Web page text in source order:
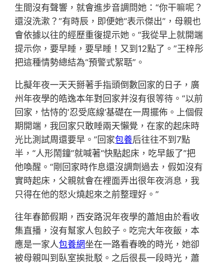
生間沒有聲響，就會進步音調問她：“你干嘛呢？
還沒洗漱？”有時辰，即便她“表示傑出”，母親也
會依據以往的經歷重復提示她。“我從早上就開端
提示你，要早睡，要早睡！又到12點了。”王梓彤
把這種情勢總結為“預警式絮聒”。
比擬年夜一天天掰著手指頭倒數回家的日子，廣
州年夜學的皓逸本年對回家并沒有很等待。“以前
回家，怙恃的‘忍受底線’基礎在一周擺佈。上個假
期開端，我回家只敢睡兩天懶覺，在家的起床時
光比測試周還要早。”回家包養后往往不到7點
半，“人形鬧鐘”就喊著“快點起床，吃早飯了”把
他喚醒。“剛回家時作息還沒調劑過去，假如沒有
實時起床，父親就會在裡面弄出很年夜消息，我
只得在他的怒火燒起來之前整理好。”
往年春節假期，西安路況年夜學的蕭旭由於看收
集直播，沒有幫家人包餃子。吃完大年夜飯，本
應是一家人包養網坐在一路看春晚的時光，她卻
被母親叫到臥室挨批駁。之后很長一段時光，蕭